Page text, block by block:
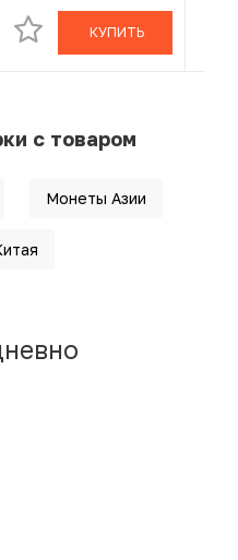
КУПИТЬ
с товаром
Монеты Азии